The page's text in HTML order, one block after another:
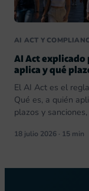
AI ACT Y
AI Act explicado
aplica y qué
El AI Act es el
Qué es, a quién
plazos y
18 julio 2026 · 15 min